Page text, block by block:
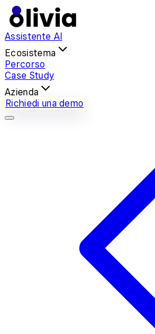
Assistente AI
Ecosistema
Percorso
Case Study
Azienda
Richiedi una demo